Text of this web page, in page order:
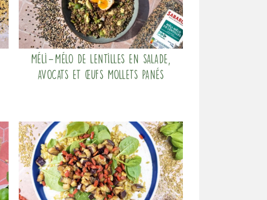
Méli-Mélo de lentilles en salade,
avocats et œufs mollets panés